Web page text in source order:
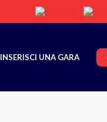
INSERISCI UNA GARA